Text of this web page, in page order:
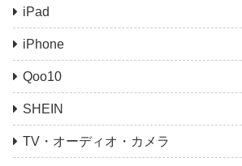
iPad
iPhone
Qoo10
SHEIN
TV・オーディオ・カメラ